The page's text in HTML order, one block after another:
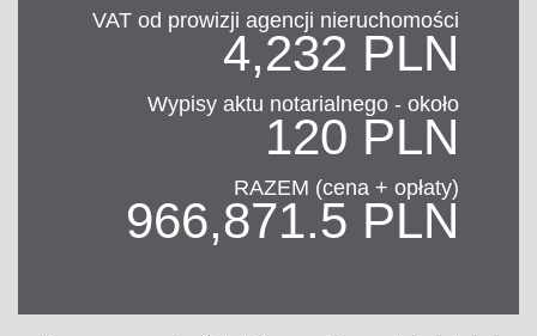
VAT od prowizji agencji nieruchomości
4,232 PLN
Wypisy aktu notarialnego - około
120 PLN
RAZEM (cena + opłaty)
966,871.5 PLN